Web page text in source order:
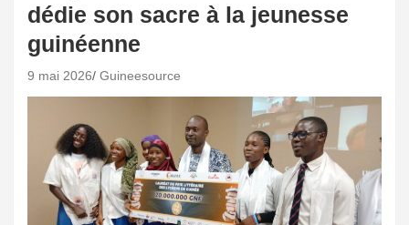
dédie son sacre à la jeunesse
guinéenne
9 mai 2026 Guineesource